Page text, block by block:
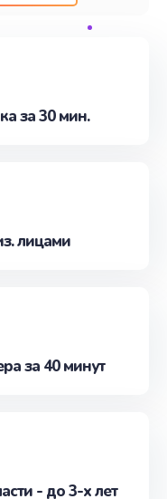
записаться на
за 30 мин.
лицами
за 40 минут
- до 3-х лет